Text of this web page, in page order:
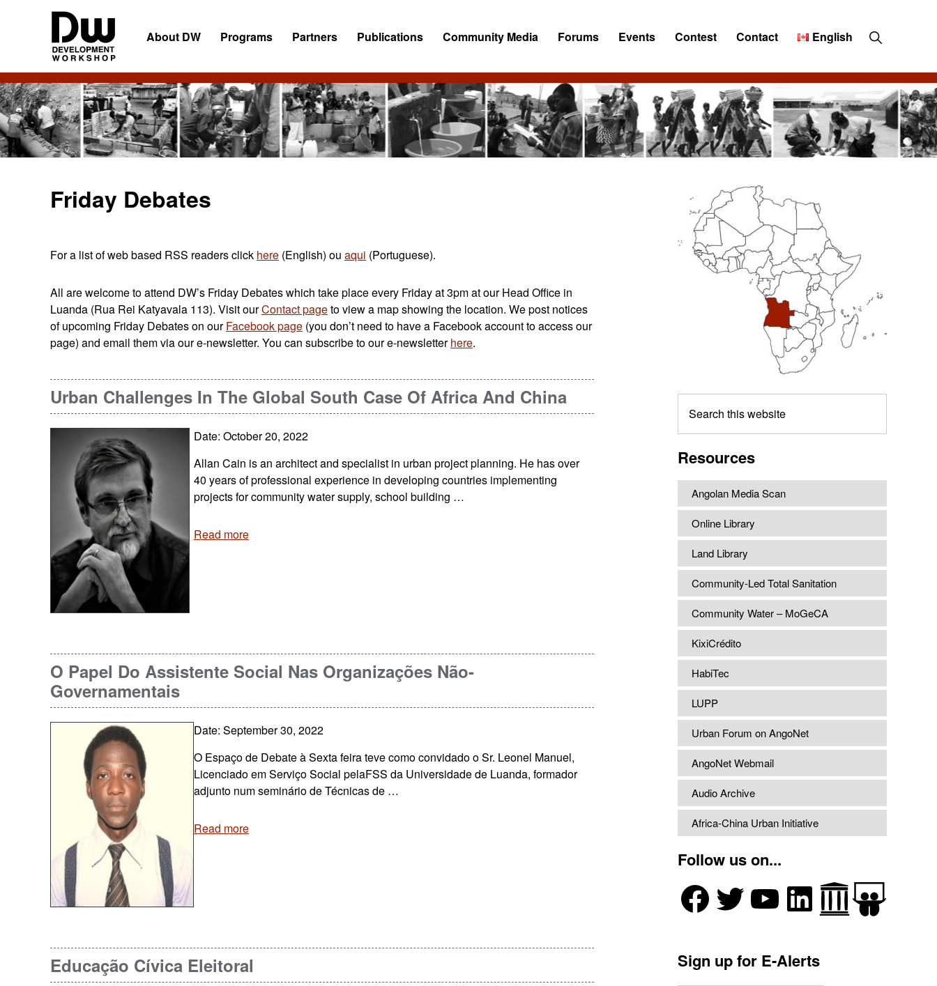
DW
Angola
Development
Workshop
Angola
About DW Programs Partners Publications Community Media Forums Events Contest Contact English Show
Search
Friday Debates
For a list of web based RSS readers click here (English) ou aqui (Portuguese).
All are welcome to attend DW’s Friday Debates which take place every Friday at 3pm at our Head Office in
Luanda (Rua Rei Katyavala 113). Visit ourContact pageto view a map showing the location. We post notices
of upcoming Friday Debates on ourFacebook page (you don’t need to have a Facebook account to access our
page) and email them via our e-newsletter. You can subscribe to our e-newsletterhere.
Urban Challenges In The Global South Case Of Africa And China
Date: October 20, 2022
Allan Cain is an architect and specialist in urban project planning. He has over
40 years of professional experience in developing countries implementing
projects for community water supply, school building …
Read more
O Papel Do Assistente Social Nas Organizações Não-
Governamentais
Date: September 30, 2022
O Espaço de Debate à Sexta feira teve como convidado o Sr. Leonel Manuel,
Licenciado em Serviço Social pelaFSS da Universidade de Luanda, formador
adjunto num seminário de Técnicas de …
Read more
Educação Cívica Eleitoral
Primary
Sidebar
this
Resources
Angolan Media Scan
Online Library
Land Library
Community-Led Total Sanitation
Community Water – MoGeCA
KixiCrédito
HabiTec
LUPP
Urban Forum on AngoNet
AngoNet Webmail
Audio Archive
Africa-China Urban Initiative
Follow us on...
Sign up for E-Alerts